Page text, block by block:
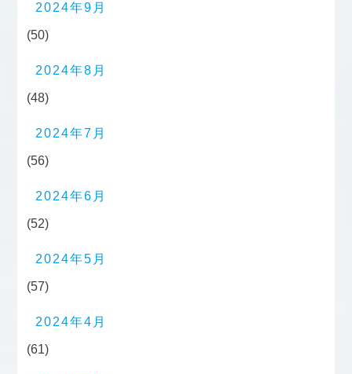
2024年9月
(50)
2024年8月
(48)
2024年7月
(56)
2024年6月
(52)
2024年5月
(57)
2024年4月
(61)